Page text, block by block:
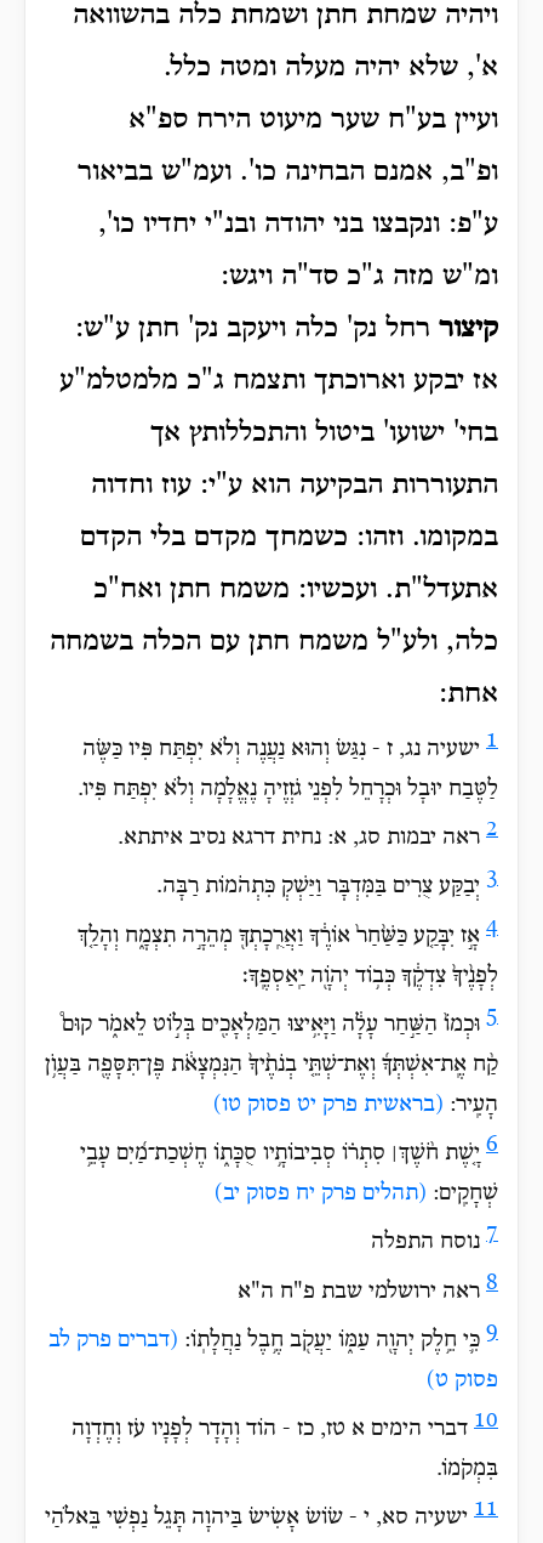
ויהיה שמחת חתן ושמחת כלה בהשוואה
א', שלא יהיה מעלה ומטה כלל.
ועיין בע"ח שער מיעוט הירח ספ"א
ופ"ב, אמנם הבחינה כו'. ועמ"ש בביאור
ע"פ: ונקבצו בני יהודה ובנ"י יחדיו כו',
ומ"ש מזה ג"כ סד"ה ויגש:
קיצור רחל נק' כלה ויעקב נק' חתן ע"ש:
אז יבקע וארוכתך ותצמח ג"כ מלמטלמ"ע
בחי' ישועו' ביטול והתכללותץ אך
התעוררות הבקיעה הוא ע"י: עוז וחדוה
במקומו. וזהו: כשמחך מקדם בלי הקדם
אתעדל"ת. ועכשיו: משמח חתן ואח"כ
כלה, ולע"ל משמח חתן עם הכלה בשמחה
אחת:
1 ישעיה נג, ז - נִגַּשׂ וְהוּא נַעֲנֶה וְלֹא יִפְתַּח פִּיו כַּשֶּׂה
לַטֶּבַח יוּבָל וּכְרָחֵל לִפְנֵי גֹזְזֶיהָ נֶאֱלָמָה וְלֹא יִפְתַּח פִּיו.
2 ראה יבמות סג, א: נחית דרגא נסיב איתתא.
3 יְבַקַּע צֻרִים בַּמִּדְבָּר וַיַּשְׁקְ כִּתְהֹמוֹת רַבָּה.
4 אָ֣ז יִבָּקַ֤ע כַּשַּׁ֙חַר֙ אוֹרֶ֔ךָ וַאֲרֻֽכָתְךָ֖ מְהֵרָ֣ה תִצְמָ֑ח וְהָלַ֤ךְ
לְפָנֶ֙יךָ֙ צִדְקֶ֔ךָ כְּב֥וֹד יְהֹוָ֖ה יַֽאַסְפֶֽךָ׃
5 וּכְמוֹ֙ הַשַּׁ֣חַר עָלָ֔ה וַיָּאִ֥יצוּ הַמַּלְאָכִ֖ים בְּל֣וֹט לֵאמֹ֑ר קוּם֩
קַ֨ח אֶֽת־אִשְׁתְּךָ֜ וְאֶת־שְׁתֵּ֤י בְנֹתֶ֙יךָ֙ הַנִּמְצָאֹ֔ת פֶּן־תִּסָּפֶ֖ה בַּעֲוֺ֥ן
הָעִֽיר: (בראשית פרק יט פסוק טו)
6 יָ֤שֶׁת חֹ֨שֶׁךְ׀ סִתְר֗וֹ סְבִיבוֹתָ֥יו סֻכָּת֑וֹ חֶשְׁכַת־מַ֝יִם עָבֵ֥י
שְׁחָקִֽים: (תהלים פרק יח פסוק יב)
7 נוסח התפלה
8 ראה ירושלמי שבת פ"ח ה"א
9 כִּ֛י חֵ֥לֶק יְהוָ֖ה עַמּ֑וֹ יַעֲקֹ֖ב חֶ֥בֶל נַחֲלָתֽוֹ: (דברים פרק לב
פסוק ט)
10 דברי הימים א טז, כז - הוֹד וְהָדָר לְפָנָיו עֹז וְחֶדְוָה
בִּמְקֹמוֹ.
11 ישעיה סא, י - שׂוֹשׂ אָשִׂישׂ בַּיהוָה תָּגֵל נַפְשִׁי בֵּאלֹהַי